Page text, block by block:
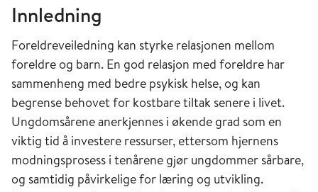
Innledning
Foreldreveiledning kan styrke relasjonen mellom
foreldre og barn. En god relasjon med foreldre har
sammenheng med bedre psykisk helse, og kan
begrense behovet for kostbare tiltak senere i livet.
Ungdomsårene anerkjennes i økende grad som en
viktig tid å investere ressurser, ettersom hjernens
modningsprosess i tenårene gjør ungdommer sårbare,
og samtidig påvirkelige for læring og utvikling.